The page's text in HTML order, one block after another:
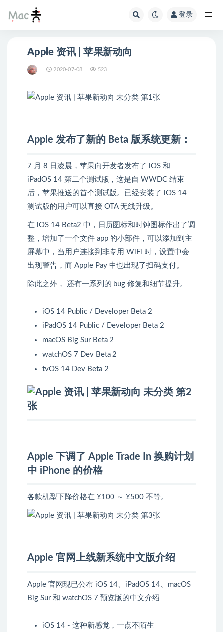
登录
Apple 资讯 | 苹果新动向
2020-07-08 523
Apple 发布了新的 Beta 版系统更新：
7 月 8 日凌晨，苹果向开发者发布了 iOS 和
iPadOS 14 第二个测试版，这是自 WWDC 结束
后，苹果推送的首个测试版。已经安装了 iOS 14
测试版的用户可以直接 OTA 无线升级。
在 iOS 14 Beta2 中，日历图标和时钟图标作出了调
整，增加了一个文件 app 的小部件，可以添加到主
屏幕中，当用户连接到非专用 WiFi 时，设置中会
出现警告，而 Apple Pay 中也出现了扫码支付。
除此之外， 还有一系列的 bug 修复和细节提升。
iOS 14 Public / Developer Beta 2
iPadOS 14 Public / Developer Beta 2
macOS Big Sur Beta 2
watchOS 7 Dev Beta 2
tvOS 14 Dev Beta 2
Apple 下调了 Apple Trade In 换购计划
中 iPhone 的价格
各款机型下降价格在 ¥100 ～ ¥500 不等。
Apple 官网上线新系统中文版介绍
Apple 官网现已公布 iOS 14、iPadOS 14、macOS
Big Sur 和 watchOS 7 预览版的中文介绍
iOS 14 - 这种新感觉，一点不陌生